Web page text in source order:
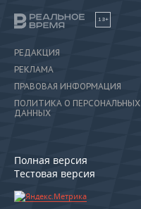
18+
РЕДАКЦИЯ
РЕКЛАМА
ПРАВОВАЯ ИНФОРМАЦИЯ
ПОЛИТИКА О ПЕРСОНАЛЬНЫХ
ДАННЫХ
Полная версия
Тестовая версия